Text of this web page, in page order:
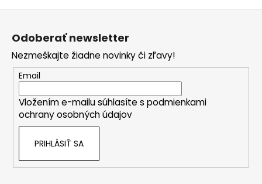
r
v
ý
p
i
s
Z
Odoberať newsletter
Nezmeškajte žiadne novinky či zľavy!
Email
Vložením e-mailu súhlasíte s podmienkami
ochrany osobných údajov
PRIHLÁSIŤ SA